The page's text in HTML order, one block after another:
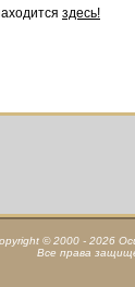
здесь!
© 2000 - 2026
Все права